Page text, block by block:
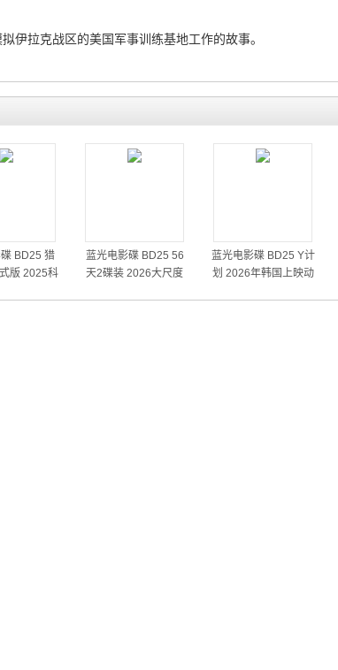
伊拉克战区的美国军事训练基地工作的故事。
BD25 猎
版 2025科
蓝光电影碟 BD25 56
天2碟装 2026大尺度
蓝光电影碟 BD25 Y计
划 2026年韩国上映动